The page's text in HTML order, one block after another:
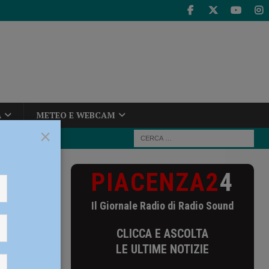
METEO E WEBCAM
Pd:
PIACENZA24
Il Giornale Radio di Radio Sound
CLICCA E ASCOLTA
LE ULTIME NOTIZIE
×